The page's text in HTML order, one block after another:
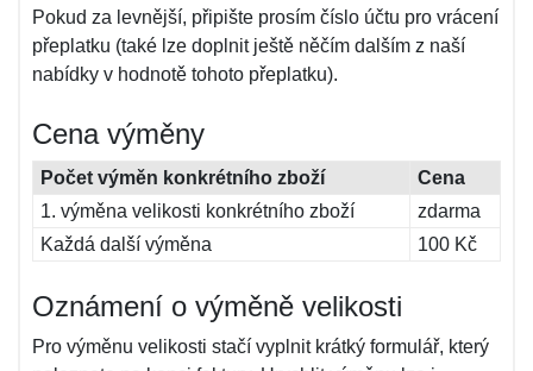
Pokud za levnější, připište prosím číslo účtu pro vrácení
přeplatku (také lze doplnit ještě něčím dalším z naší
nabídky v hodnotě tohoto přeplatku).
Cena výměny
Počet výměn konkrétního zboží
Cena
1. výměna velikosti konkrétního zboží
zdarma
Každá další výměna
100 Kč
Oznámení o výměně velikosti
Pro výměnu velikosti stačí vyplnit krátký formulář, který